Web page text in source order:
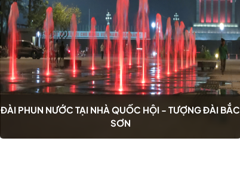
ĐÀI PHUN NƯỚC TẠI NHÀ QUỐC HỘI - TƯỢNG ĐÀI BẮC
SƠN